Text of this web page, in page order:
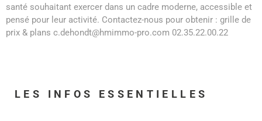
santé souhaitant exercer dans un cadre moderne, accessible et
pensé pour leur activité. Contactez-nous pour obtenir : grille de
prix & plans c.dehondt@hmimmo-pro.com 02.35.22.00.22
LES INFOS ESSENTIELLES